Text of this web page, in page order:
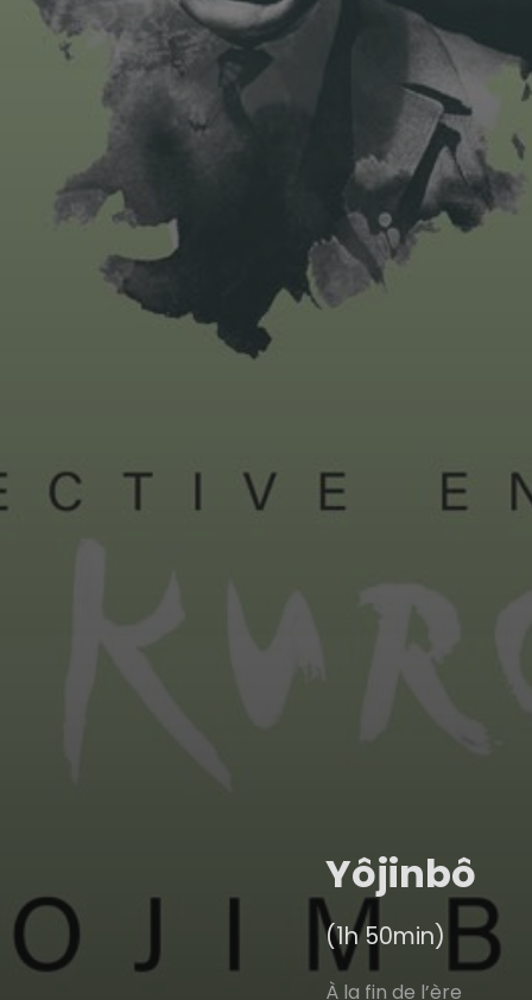
Yôjinbô
(1h 50min)
À la fin de l’ère